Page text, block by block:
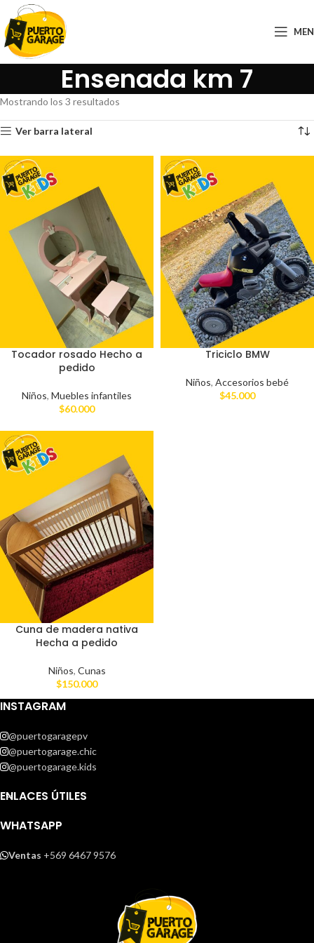
Ensenada km 7
Mostrando los 3 resultados
Ver barra lateral
Tocador rosado Hecho a
pedido
Niños, Muebles infantiles
$60.000
Triciclo BMW
Niños, Accesorios bebé
$45.000
Cuna de madera nativa
Hecha a pedido
Niños, Cunas
$150.000
INSTAGRAM
@puertogaragepv
@puertogarage.chic
@puertogarage.kids
ENLACES ÚTILES
WHATSAPP
Ventas +569 6467 9576